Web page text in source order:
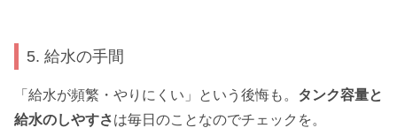
5. 給水の手間
「給水が頻繁・やりにくい」という後悔も。 タンク容量と
給水のしやすさは毎日のことなのでチェックを。